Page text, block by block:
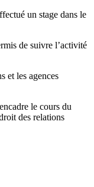
un stage dans le
de suivre l’activité
et les agences
le cours du
des relations